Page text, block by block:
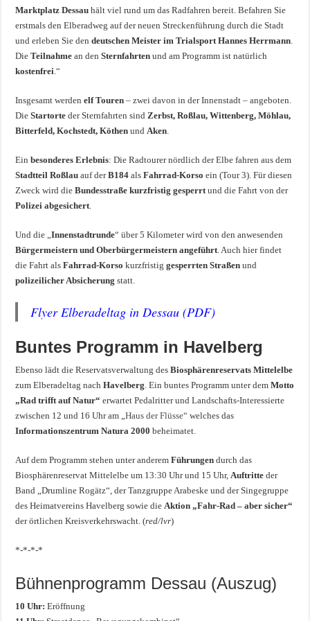
Marktplatz Dessau hält viel rund um das Radfahren bereit. Befahren Sie
erstmals den Elberadweg auf der neuen Streckenführung durch die Stadt
und erleben Sie dendeutschen Meister im Trialsport Hannes Herrmann.
DieTeilnahme an denSternfahrten und am Programm ist natürlich
kostenfrei.“
Insgesamt werden elf Touren – zwei davon in der Innenstadt – angeboten.
DieStartorte der Sternfahrten sindZerbst, Roßlau, Wittenberg, Möhlau,
Bitterfeld, Kochstedt, KöthenundAken.
Einbesonderes Erlebnis: Die Radtourer nördlich der Elbe fahren aus dem
Stadtteil Roßlau auf derB184 alsFahrrad-Korso ein (Tour 3). Für diesen
Zweck wird dieBundesstraße kurzfristig gesperrtund die Fahrt von der
Polizei abgesichert.
Und die „Innenstadtrunde“ über 5 Kilometer wird von den anwesenden
Bürgermeistern und Oberbürgermeistern angeführt. Auch hier findet
die Fahrt alsFahrrad-Korsokurzfristiggesperrten Straßen und
polizeilicher Absicherung statt.
Flyer Elberadeltag in Dessau (PDF)
Buntes Programm in Havelberg
Ebenso lädt die Reservatsverwaltung desBiosphärenreservats Mittelelbe
zum Elberadeltag nachHavelberg. Ein buntes Programm unter demMotto
„Rad trifft auf Natur“ erwartet Pedalritter und Landschafts-Interessierte
zwischen 12 und 16 Uhr am „Haus der Flüsse“ welches das
Informationszentrum Natura 2000 beheimatet.
Auf dem Programm stehen unter anderemFührungen durch das
Biosphärenreservat Mittelelbe um 13:30 Uhr und 15 Uhr,Auftritte der
Band „Drumline Rogätz“, der Tanzgruppe Arabeske und der Singegruppe
des Heimatvereins Havelberg sowie dieAktion „Fahr-Rad – aber sicher“
der örtlichen Kreisverkehrswacht. (red/lvr)
*-*-*-*
Bühnenprogramm Dessau (Auszug)
10 Uhr: Eröffnung